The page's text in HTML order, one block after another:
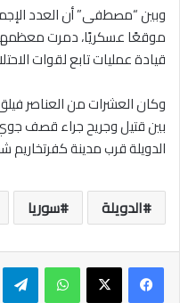
قيادة عمليات تابع لقوات
وكان العشرات من العناصر
بين قتيل وجريح جراء قصف
الدويلة قرب مدينة
الدويلة سوريا
واتساب